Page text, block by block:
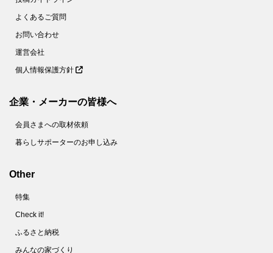
よくあるご質問
お問い合わせ
運営会社
個人情報保護方針
企業・メーカーの皆様へ
会員さまへの取材依頼
暮らしサポーターのお申し込み
Other
特集
Check it!
ふるさと納税
みんなの家づくり